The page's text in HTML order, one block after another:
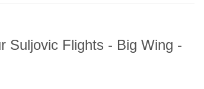
Suljovic Flights - Big Wing -